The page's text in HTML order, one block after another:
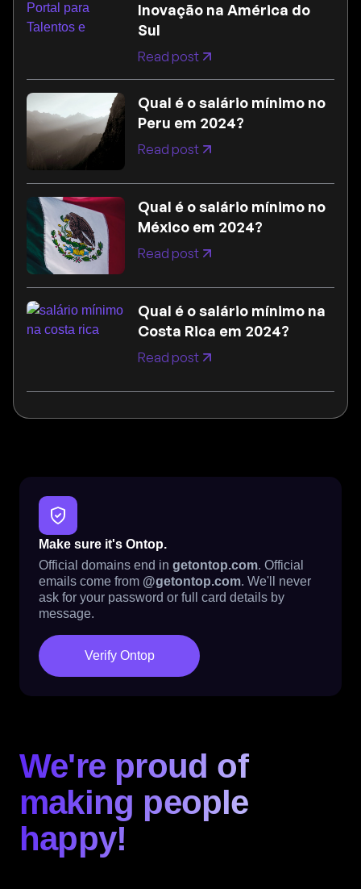
Inovação na América do
Sul
Read post
Qual é o salário mínimo no
Peru em 2024?
Read post
Qual é o salário mínimo no
México em 2024?
Read post
Qual é o salário mínimo na
Costa Rica em 2024?
Read post
Make sure it's Ontop.
Official domains end in getontop.com. Official
emails come from @getontop.com. We'll never
ask for your password or full card details by
message.
Verify Ontop
We're proud of
making people
happy!